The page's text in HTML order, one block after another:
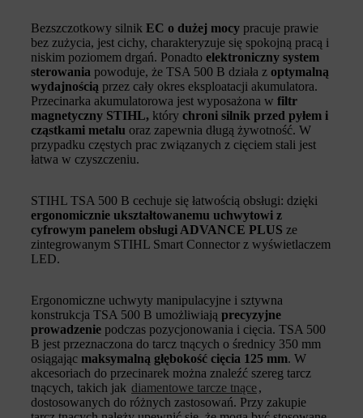
Bezszczotkowy silnik EC o dużej mocy pracuje prawie
bez zużycia, jest cichy, charakteryzuje się spokojną pracą i
niskim poziomem drgań. Ponadto elektroniczny system
sterowania powoduje, że TSA 500 B działa z optymalną
wydajnością przez cały okres eksploatacji akumulatora.
Przecinarka akumulatorowa jest wyposażona w filtr
magnetyczny STIHL, który chroni silnik przed pyłem i
cząstkami metalu oraz zapewnia długą żywotność. W
przypadku częstych prac związanych z cięciem stali jest
łatwa w czyszczeniu.
STIHL TSA 500 B cechuje się łatwością obsługi: dzięki
ergonomicznie ukształtowanemu uchwytowi z
cyfrowym panelem obsługi ADVANCE PLUS ze
zintegrowanym STIHL Smart Connector z wyświetlaczem
LED.
Ergonomiczne uchwyty manipulacyjne i sztywna
konstrukcja TSA 500 B umożliwiają precyzyjne
prowadzenie podczas pozycjonowania i cięcia. TSA 500
B jest przeznaczona do tarcz tnących o średnicy 350 mm
osiągając maksymalną głębokość cięcia 125 mm. W
akcesoriach do przecinarek można znaleźć szereg tarcz
tnących, takich jak diamentowe tarcze tnące,
dostosowanych do różnych zastosowań. Przy zakupie